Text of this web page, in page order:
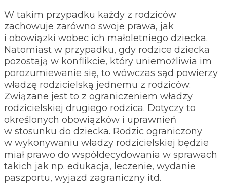
W takim przypadku każdy z rodziców
zachowuje zarówno swoje prawa, jak
i obowiązki wobec ich małoletniego dziecka.
Natomiast w przypadku, gdy rodzice dziecka
pozostają w konflikcie, który uniemożliwia im
porozumiewanie się, to wówczas sąd powierzy
władzę rodzicielską jednemu z rodziców.
Związane jest to z ograniczeniem władzy
rodzicielskiej drugiego rodzica. Dotyczy to
określonych obowiązków i uprawnień
w stosunku do dziecka. Rodzic ograniczony
w wykonywaniu władzy rodzicielskiej będzie
miał prawo do współdecydowania w sprawach
takich jak np. edukacja, leczenie, wydanie
paszportu, wyjazd zagraniczny itd.